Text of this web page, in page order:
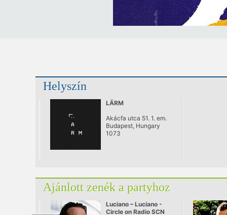
Helyszín
LÄRM
Akácfa utca 51. 1. em.
Budapest, Hungary
1073
Ajánlott zenék a partyhoz
Luciano – Luciano -
Circle on Radio SCN